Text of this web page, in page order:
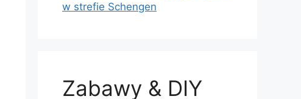
w strefie Schengen
Zabawy & DIY